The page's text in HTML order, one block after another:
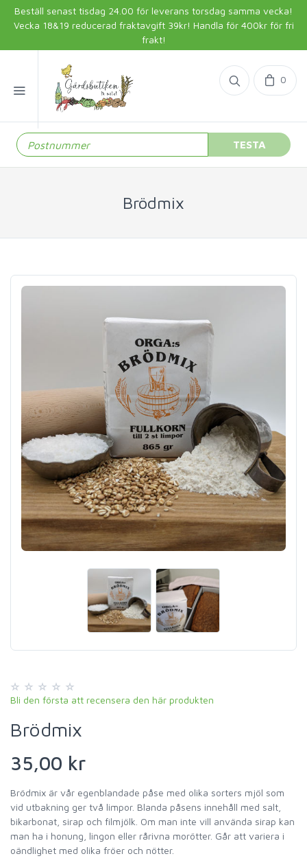
Beställ senast tisdag 24.00 för leverans torsdag samma vecka!
Vecka 18&19 reducerad fraktavgift 39kr! Handla för 400kr för fri
frakt!
0
TESTA
Brödmix
Bli den första att recensera den här produkten
Brödmix
35,00 kr
Brödmix är vår egenblandade påse med olika sorters mjöl som
vid utbakning ger två limpor. Blanda påsens innehåll med salt,
bikarbonat, sirap och filmjölk. Om man inte vill använda sirap kan
man ha i honung, lingon eller rårivna morötter. Går att variera i
oändlighet med olika fröer och nötter.